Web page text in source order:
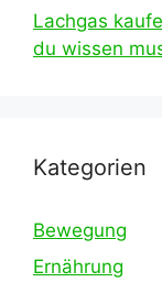
Lachgas
du wissen
Kategorien
Bewegung
Ernährung